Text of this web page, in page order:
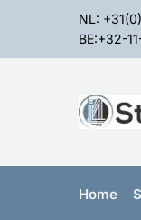
NL:
BE:+32-
Home